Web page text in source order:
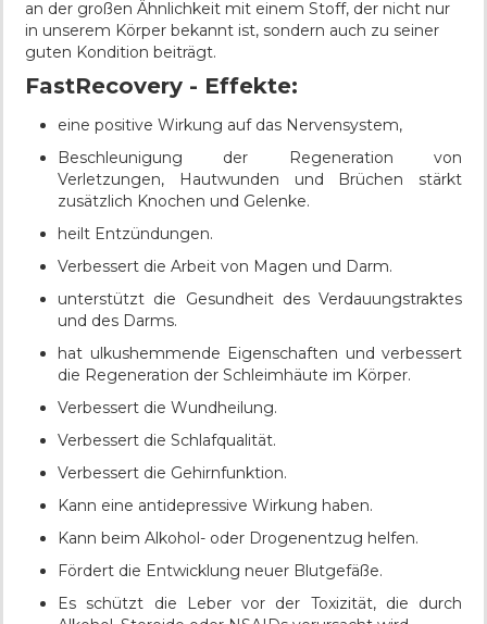
an der großen Ähnlichkeit mit einem Stoff, der nicht nur
in unserem Körper bekannt ist, sondern auch zu seiner
guten Kondition beiträgt.
FastRecovery - Effekte:
eine positive Wirkung auf das Nervensystem,
Beschleunigung der Regeneration von
Verletzungen, Hautwunden und Brüchen stärkt
zusätzlich Knochen und Gelenke.
heilt Entzündungen.
Verbessert die Arbeit von Magen und Darm.
unterstützt die Gesundheit des Verdauungstraktes
und des Darms.
hat ulkushemmende Eigenschaften und verbessert
die Regeneration der Schleimhäute im Körper.
Verbessert die Wundheilung.
Verbessert die Schlafqualität.
Verbessert die Gehirnfunktion.
Kann eine antidepressive Wirkung haben.
Kann beim Alkohol- oder Drogenentzug helfen.
Fördert die Entwicklung neuer Blutgefäße.
Es schützt die Leber vor der Toxizität, die durch